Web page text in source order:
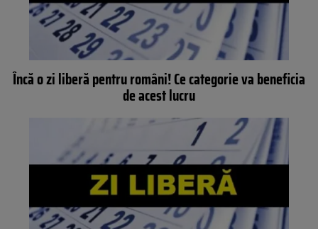
Încă o zi liberă pentru români! Ce categorie va beneficia
de acest lucru